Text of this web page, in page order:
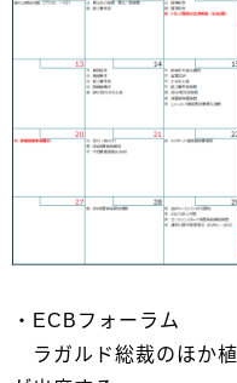
・ECBフォーラム
ラガルド総裁のほか